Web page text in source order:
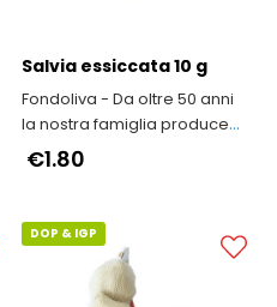
Salvia essiccata 10 g
Fondoliva - Da oltre 50 anni
la nostra famiglia produce
Olio Extravergine d'Oliva
€1.80
DOP & IGP